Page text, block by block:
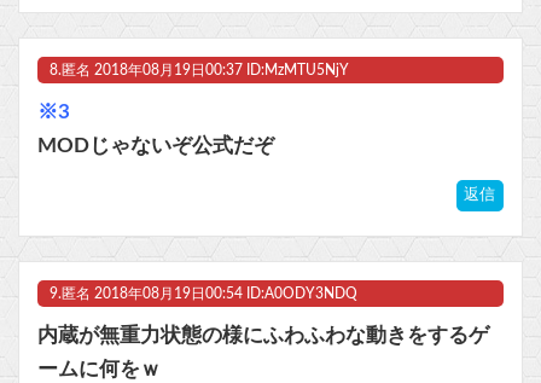
8. 匿名 2018年08月19日00:37 ID:MzMTU5NjY
※3
MODじゃないぞ公式だぞ
返信
9. 匿名 2018年08月19日00:54 ID:A0ODY3NDQ
内蔵が無重力状態の様にふわふわな動きをするゲ
ームに何をｗ